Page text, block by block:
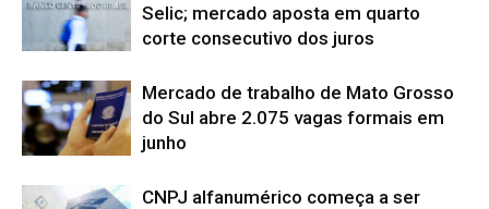
Selic; mercado aposta em quarto
corte consecutivo dos juros
Mercado de trabalho de Mato Grosso
do Sul abre 2.075 vagas formais em
junho
CNPJ alfanumérico começa a ser